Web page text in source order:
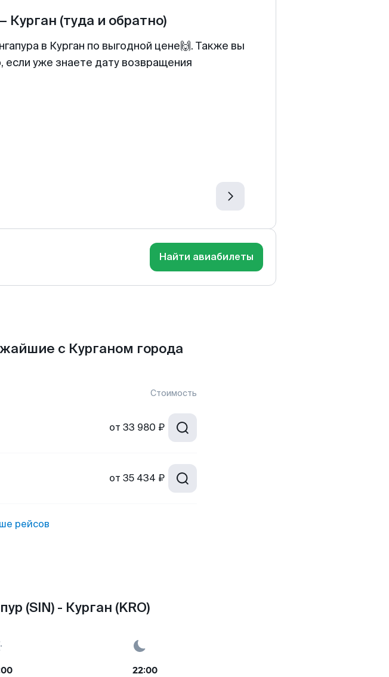
Курган (туда и обратно)
в Курган по выгодной цене🙌. Также вы
уже знаете дату возвращения
Найти авиабилеты
с Курганом города
Стоимость
от 33 980 ₽
от 35 434 ₽
рейсов
(SIN) - Курган (KRO)
22:00